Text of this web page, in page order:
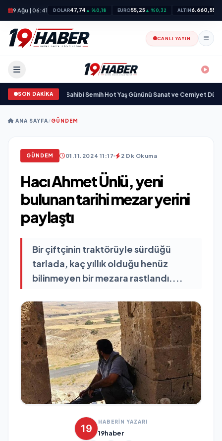
9 Ağu | 06:41 DOLAR47,74 ▲ %0,18 EURO55,25▲ %0,32 ALTIN6.660,55
CANLI YAYIN
SON DAKİKA
Zincirleri Sahibi Semih Hot Yaş Gününü Sanat ve Cemiyet
ANA SAYFA/GÜNDEM
GÜNDEM 01.11.2024 11:17 2 Dk Okuma
Hacı Ahmet Ünlü, yeni
bulunan tarihi mezar yerini
paylaştı
Bir çiftçinin traktörüyle sürdüğü
tarlada, kaç yıllık olduğu henüz
bilinmeyen bir mezara rastlandı....
HABERİN YAZARI
19haber